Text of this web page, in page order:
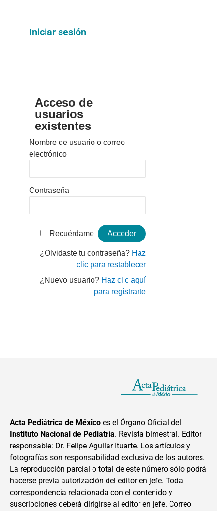
Iniciar sesión
Acceso de
usuarios
existentes
Nombre de usuario o correo
electrónico
Contraseña
Recuérdame
¿Olvidaste tu contraseña? Haz
clic para restablecer
¿Nuevo usuario? Haz clic aquí
para registrarte
Acta Pediátrica de México es el Órgano Oficial del
Instituto Nacional de Pediatría. Revista bimestral. Editor
responsable: Dr. Felipe Aguilar Ituarte. Los artículos y
fotografías son responsabilidad exclusiva de los autores.
La reproducción parcial o total de este número sólo podrá
hacerse previa autorización del editor en jefe. Toda
correspondencia relacionada con el contenido y
suscripciones deberá dirigirse al editor en jefe. Correo